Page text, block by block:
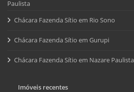
Paulista
Chácara Fazenda Sítio em Rio Sono
Chácara Fazenda Sítio em Gurupi
Chácara Fazenda Sítio em Nazare Paulista
Imóveis recentes